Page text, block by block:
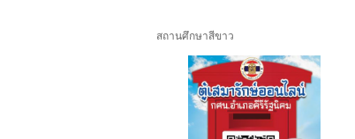
สถานศึกษาสีขาว